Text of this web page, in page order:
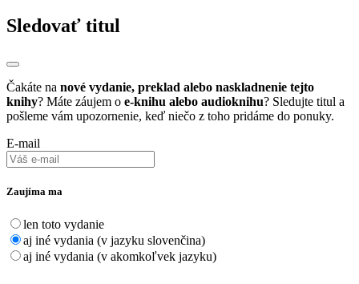
Sledovať titul
Čakáte na nové vydanie, preklad alebo naskladnenie tejto
knihy? Máte záujem o e-knihu alebo audioknihu? Sledujte titul a
pošleme vám upozornenie, keď niečo z toho pridáme do ponuky.
E-mail
Zaujíma ma
len toto vydanie
aj iné vydania (v jazyku slovenčina)
aj iné vydania (v akomkoľvek jazyku)